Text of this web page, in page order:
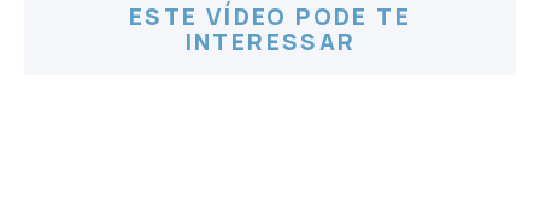
ESTE VÍDEO PODE TE
INTERESSAR